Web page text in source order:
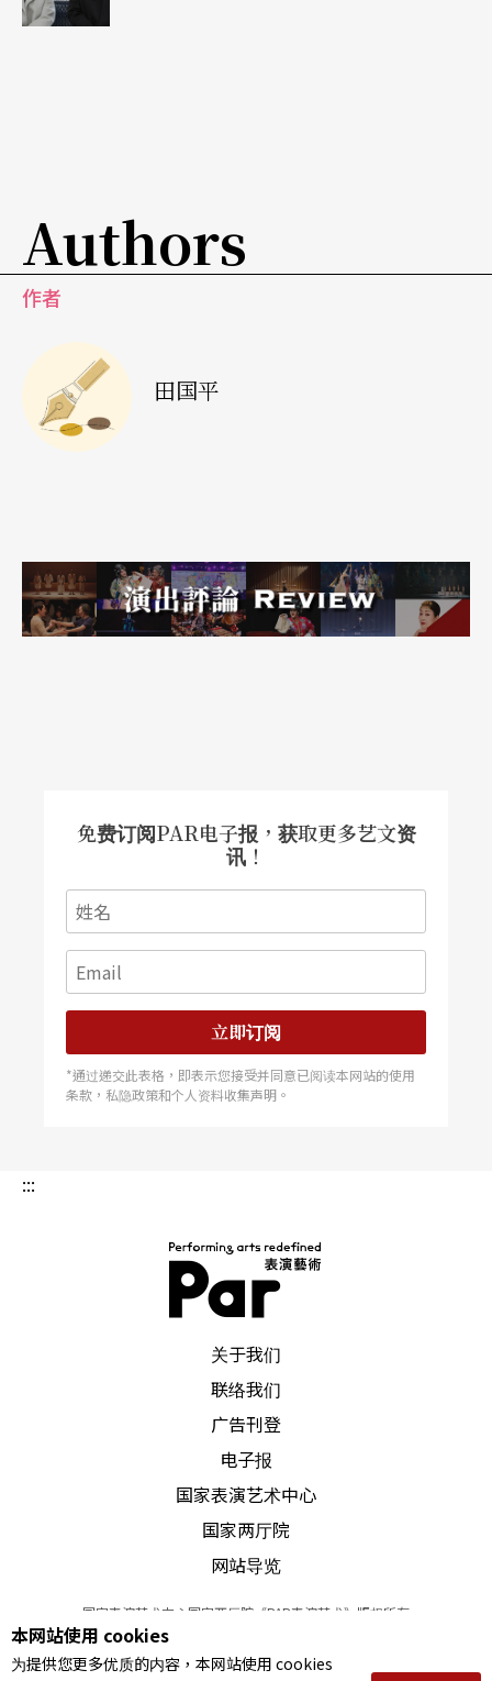
Authors
作者
田国平
免费订阅PAR电子报，获取更多艺文资
讯！
立即订阅
*通过递交此表格，即表示您接受并同意已阅读本网站的使用
条款，私隐政策和个人资料收集声明。
:::
关于我们
联络我们
广告刊登
电子报
国家表演艺术中心
国家两厅院
网站导览
国家表演艺术中心国家两厅院《PAR表演艺术》版权所有
© 2022Performing arts redefined. All Rights Reserved
统一编号 Tax Id number 00973926
本网站使用 cookies
为提供您更多优质的内容，本网站使用 cookies